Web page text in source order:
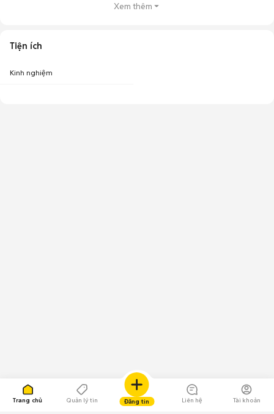
Trang chủ Quản lý tin Đăng tin Liên hệ Tài khoản
Xem thêm
Tiện ích
Kinh nghiệm